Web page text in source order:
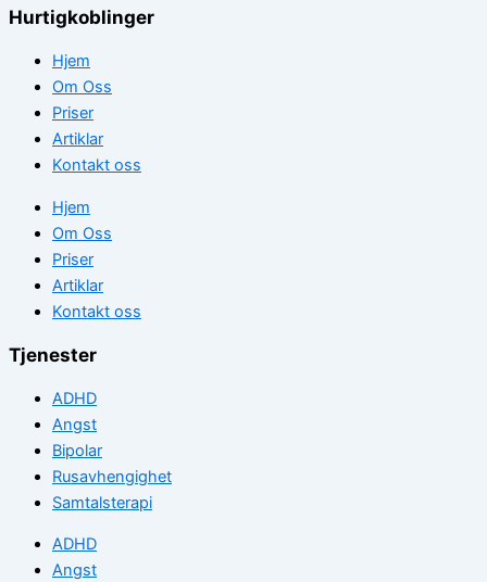
Hurtigkoblinger
Hjem
Om Oss
Priser
Artiklar
Kontakt oss
Hjem
Om Oss
Priser
Artiklar
Kontakt oss
Tjenester
ADHD
Angst
Bipolar
Rusavhengighet
Samtalsterapi
ADHD
Angst